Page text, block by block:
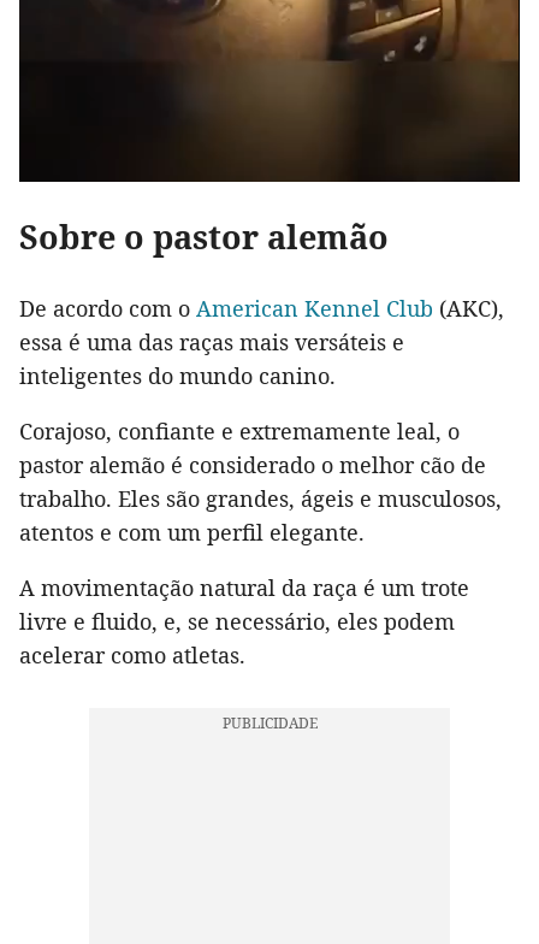
Sobre o pastor alemão
De acordo com o American Kennel Club (AKC),
essa é uma das raças mais versáteis e
inteligentes do mundo canino.
Corajoso, confiante e extremamente leal, o
pastor alemão é considerado o melhor cão de
trabalho. Eles são grandes, ágeis e musculosos,
atentos e com um perfil elegante.
A movimentação natural da raça é um trote
livre e fluido, e, se necessário, eles podem
acelerar como atletas.